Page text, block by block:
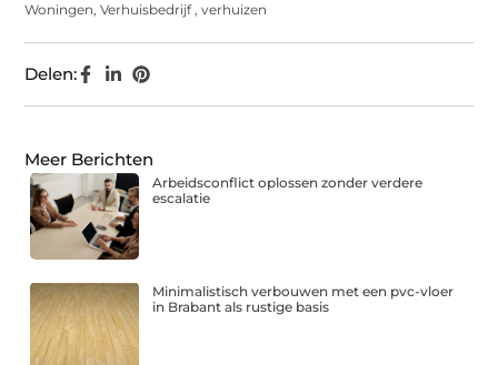
Woningen,Verhuisbedrijf,verhuizen
Delen:
Meer Berichten
Arbeidsconflict oplossen zonder verdere
escalatie
Minimalistisch verbouwen met een pvc-vloer
in Brabant als rustige basis